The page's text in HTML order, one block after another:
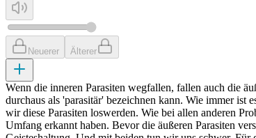
Neuerer Älterer
Wenn die inneren Parasiten wegfallen, fallen auch die
durchaus als 'parasitär' bezeichnen kann. Wie immer ist
wir diese Parasiten loswerden. Wie bei allen anderen
Umfang erkannt haben. Bevor die äußeren Parasiten